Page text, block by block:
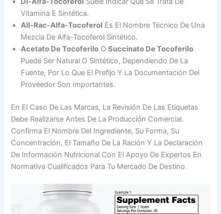
Vitamina E Sintética.
All-Rac-Alfa-Tocoferol Es El Nombre Técnico De Una
Mezcla De Alfa-Tocoferol Sintético.
Acetato De Tocoferilo OSuccinato De Tocoferilo
Puede Ser Natural O Sintético, Dependiendo De La
Fuente, Por Lo Que El Prefijo Y La Documentación Del
Proveedor Son Importantes.
En El Caso De Las Marcas, La Revisión De Las Etiquetas
Debe Realizarse Antes De La Producción Comercial.
Confirma El Nombre Del Ingrediente, Su Forma, Su
Concentración, El Tamaño De La Ración Y La Declaración
De Información Nutricional Con El Apoyo De Expertos En
Normativa Cualificados Para Tu Mercado De Destino.